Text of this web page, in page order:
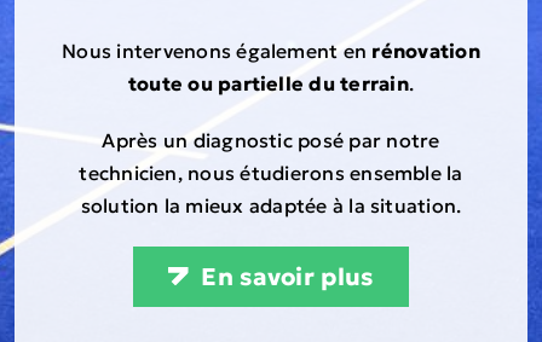
Nous intervenons également en rénovation
toute ou partielle du terrain.
Après un diagnostic posé par notre
technicien, nous étudierons ensemble la
solution la mieux adaptée à la situation.
En savoir plus